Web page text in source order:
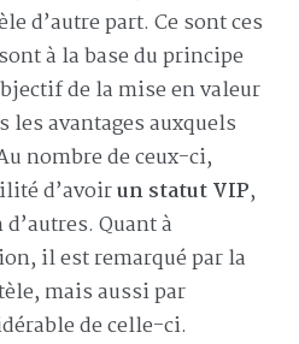
d’autre part. Ce sont ces
à la base du principe
de la mise en valeur
les avantages auxquels
nombre de ceux-ci,
d’avoirun statut VIP,
Quant à
il est remarqué par la
mais aussi par
de celle-ci.